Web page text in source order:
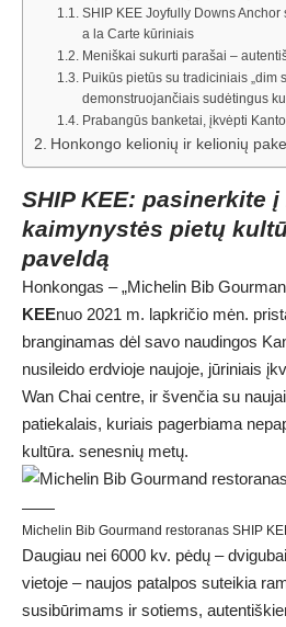
SHIP KEE Joyfully Downs
a la Carte kūriniais
Meniškai sukurti parašai –
Puikūs pietūs su tradiciniais „dim
demonstruojančiais sudėtingus
Prabangūs banketai, įkvėpti
Honkongo kelionių ir kelionių
SHIP KEE: pasinerkite
kaimynystės pietų
paveldą
Honkongas – „Michelin Bib
KEEnuo 2021 m. lapkričio mėn.
branginamas dėl savo naudingos
nusileido erdvioje naujoje, jūriniais
Wan Chai centre, ir švenčia su
patiekalais, kuriais pagerbiama
kultūra. senesnių metų.
Michelin Bib Gourmand restoranas SHIP
Daugiau nei 6000 kv. pėdų –
vietoje – naujos patalpos suteikia
susibūrimams ir sotiems,